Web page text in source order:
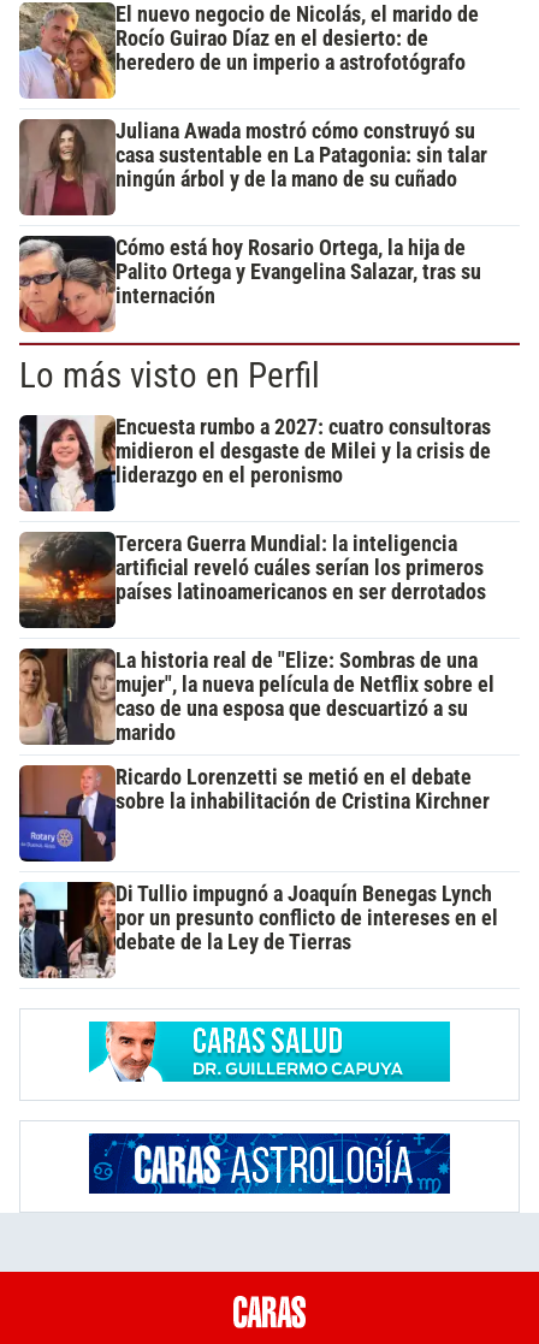
El nuevo negocio de Nicolás, el marido de
Rocío Guirao Díaz en el desierto: de
heredero de un imperio a astrofotógrafo
Juliana Awada mostró cómo construyó su
casa sustentable en La Patagonia: sin talar
ningún árbol y de la mano de su cuñado
Cómo está hoy Rosario Ortega, la hija de
Palito Ortega y Evangelina Salazar, tras su
internación
Lo más visto en Perfil
Encuesta rumbo a 2027: cuatro consultoras
midieron el desgaste de Milei y la crisis de
liderazgo en el peronismo
Tercera Guerra Mundial: la inteligencia
artificial reveló cuáles serían los primeros
países latinoamericanos en ser derrotados
La historia real de "Elize: Sombras de una
mujer", la nueva película de Netflix sobre el
caso de una esposa que descuartizó a su
marido
Ricardo Lorenzetti se metió en el debate
sobre la inhabilitación de Cristina Kirchner
Di Tullio impugnó a Joaquín Benegas Lynch
por un presunto conflicto de intereses en el
debate de la Ley de Tierras